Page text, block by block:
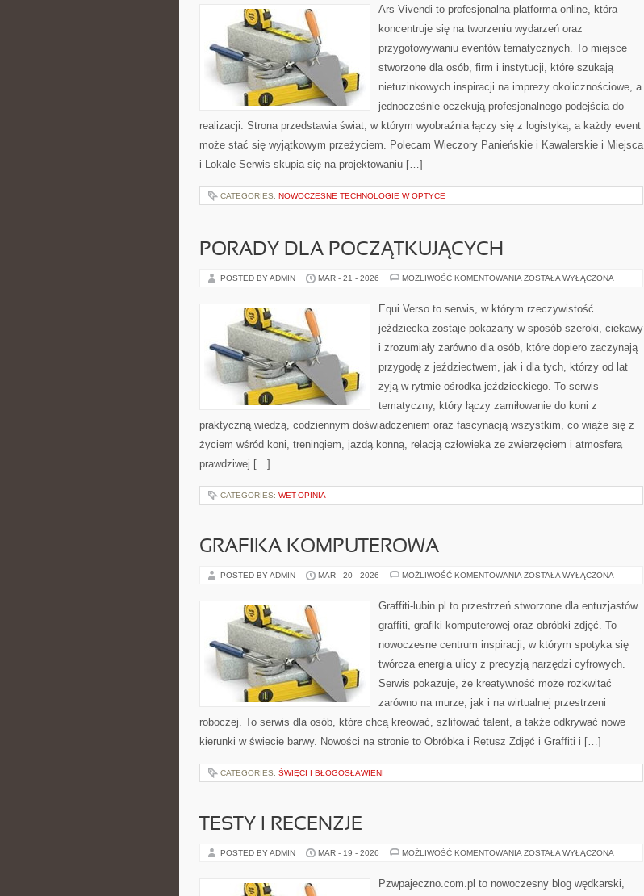
Ars Vivendi to profesjonalna platforma online, która
koncentruje się na tworzeniu wydarzeń oraz
przygotowywaniu eventów tematycznych. To miejsce
stworzone dla osób, firm i instytucji, które szukają
nietuzinkowych inspiracji na imprezy okolicznościowe, a
jednocześnie oczekują profesjonalnego podejścia do
realizacji. Strona przedstawia świat, w którym wyobraźnia łączy się z logistyką, a każdy event
może stać się wyjątkowym przeżyciem. Polecam Wieczory Panieńskie i Kawalerskie i Miejsca
i Lokale Serwis skupia się na projektowaniu […]
CATEGORIES: NOWOCZESNE TECHNOLOGIE W OPTYCE
PORADY DLA POCZĄTKUJĄCYCH
POSTED BY ADMIN MAR - 21 - 2026 MOŻLIWOŚĆ KOMENTOWANIA PORADY
ZOSTAŁA WYŁĄCZONA
Equi Verso to serwis, w którym rzeczywistość
jeździecka zostaje pokazany w sposób szeroki, ciekawy
i zrozumiały zarówno dla osób, które dopiero zaczynają
przygodę z jeździectwem, jak i dla tych, którzy od lat
żyją w rytmie ośrodka jeździeckiego. To serwis
tematyczny, który łączy zamiłowanie do koni z
praktyczną wiedzą, codziennym doświadczeniem oraz fascynacją wszystkim, co wiąże się z
życiem wśród koni, treningiem, jazdą konną, relacją człowieka ze zwierzęciem i atmosferą
prawdziwej […]
CATEGORIES: WET-OPINIA
GRAFIKA KOMPUTEROWA
POSTED BY ADMIN MAR - 20 - 2026 MOŻLIWOŚĆ KOMENTOWANIA GRAFIKA
ZOSTAŁA WYŁĄCZONA
Graffiti-lubin.pl to przestrzeń stworzone dla entuzjastów
graffiti, grafiki komputerowej oraz obróbki zdjęć. To
nowoczesne centrum inspiracji, w którym spotyka się
twórcza energia ulicy z precyzją narzędzi cyfrowych.
Serwis pokazuje, że kreatywność może rozkwitać
zarówno na murze, jak i na wirtualnej przestrzeni
roboczej. To serwis dla osób, które chcą kreować, szlifować talent, a także odkrywać nowe
kierunki w świecie barwy. Nowości na stronie to Obróbka i Retusz Zdjęć i Graffiti i […]
CATEGORIES: ŚWIĘCI I BŁOGOSŁAWIENI
TESTY I RECENZJE
POSTED BY ADMIN MAR - 19 - 2026 MOŻLIWOŚĆ KOMENTOWANIA TESTY
ZOSTAŁA WYŁĄCZONA
Pzwpajeczno.com.pl to nowoczesny blog wędkarski,